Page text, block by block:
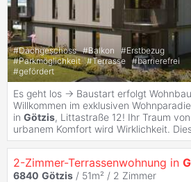
#Dachgeschoss #Balkon #Erstbezug
#Parkmöglichkeit #Terrasse #barrierefrei
#gefördert
Es geht los -> Baustart erfolgt
Willkommen im exklusiven
in Götzis, Littastraße 12! Ihr Traum
urbanem Komfort wird Wirklichkeit.
2-Zimmer-Terrassenwohnung in
6840 Götzis / 51m² / 2 Zimmer